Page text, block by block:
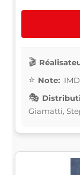
Note:
Giamatti,